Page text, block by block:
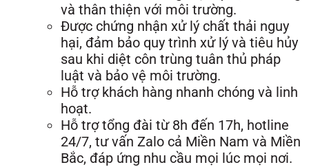
và thân thiện với môi trường.
Được chứng nhận xử lý chất thải nguy
hại, đảm bảo quy trình xử lý và tiêu hủy
sau khi diệt côn trùng tuân thủ pháp
luật và bảo vệ môi trường.
Hỗ trợ khách hàng nhanh chóng và linh
hoạt.
Hỗ trợ tổng đài từ 8h đến 17h, hotline
24/7, tư vấn Zalo cả Miền Nam và Miền
Bắc, đáp ứng nhu cầu mọi lúc mọi nơi.